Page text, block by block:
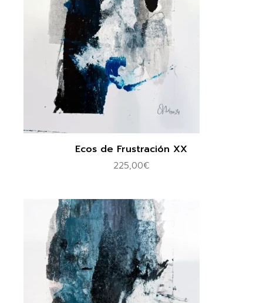
Ecos de Frustración XX
225,00€